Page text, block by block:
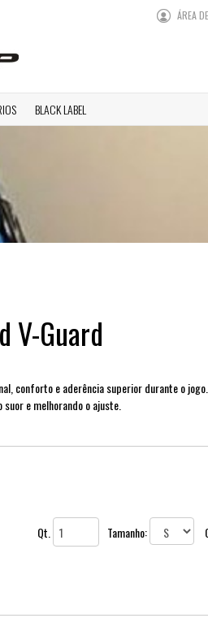
ÁREA
BLACK LABEL
V-Guard
conforto e aderência superior durante o
e melhorando o ajuste.
Qt. Tamanho: